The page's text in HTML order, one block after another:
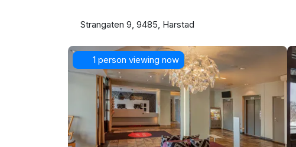
Strangaten 9, 9485, Harstad
1 person viewing now